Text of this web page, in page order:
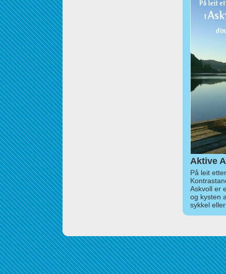
Aktive
På leit
Askvoll er
og kysten
sykkel